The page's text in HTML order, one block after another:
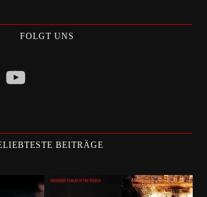
FOLGT UNS
YouTube
BEITRÄGE